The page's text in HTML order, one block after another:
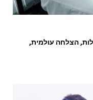
הצלחה עולמית,